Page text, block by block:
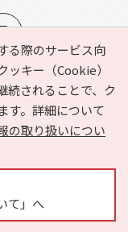
る際のサービス向
ッキー（Cookie）
続されることで、ク
す。詳細について
の取り扱いについ
て」へ
り
ヘルプ
運営会社
い合わせ